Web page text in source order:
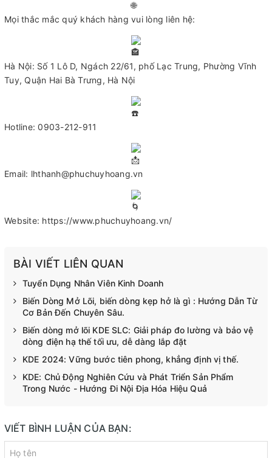
Mọi thắc mắc quý khách hàng vui lòng liên hệ:
Hà Nội: Số 1 Lô D, Ngách 22/61, phố Lạc Trung, Phường Vĩnh
Tuy, Quận Hai Bà Trưng, Hà Nội
Hotline: 0903-212-911
Email: lhthanh@phuchuyhoang.vn
Website: https://www.phuchuyhoang.vn/
BÀI VIẾT LIÊN QUAN
Tuyển Dụng Nhân Viên Kinh Doanh
Biến Dòng Mở Lõi, biến dòng kẹp hở là gì : Hướng Dẫn Từ
Cơ Bản Đến Chuyên Sâu.
Biến dòng mở lõi KDE SLC: Giải pháp đo lường và bảo vệ
dòng điện hạ thế tối ưu, dễ dàng lắp đặt
KDE 2024: Vững bước tiên phong, khẳng định vị thế.
KDE: Chủ Động Nghiên Cứu và Phát Triển Sản Phẩm
Trong Nước - Hướng Đi Nội Địa Hóa Hiệu Quả
VIẾT BÌNH LUẬN CỦA BẠN: